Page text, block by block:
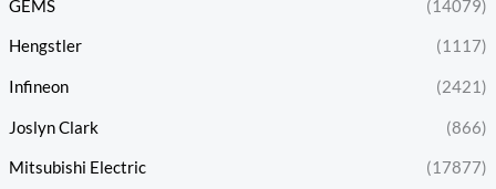
GEMS (14079)
Hengstler (1117)
Infineon (2421)
Joslyn Clark (866)
Mitsubishi Electric
(17877)